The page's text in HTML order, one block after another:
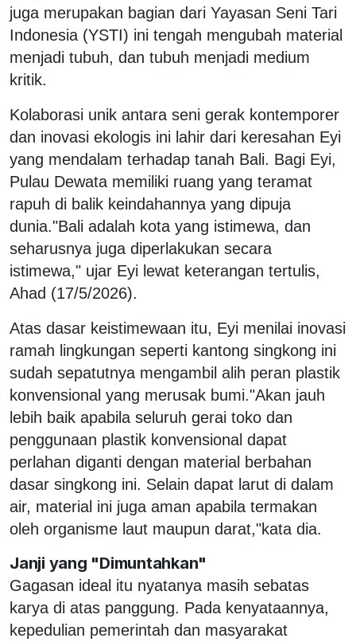
juga merupakan bagian dari Yayasan Seni Tari
Indonesia (YSTI) ini tengah mengubah material
menjadi tubuh, dan tubuh menjadi medium
kritik.
Kolaborasi unik antara seni gerak kontemporer
dan inovasi ekologis ini lahir dari keresahan Eyi
yang mendalam terhadap tanah Bali. Bagi Eyi,
Pulau Dewata memiliki ruang yang teramat
rapuh di balik keindahannya yang dipuja
dunia."Bali adalah kota yang istimewa, dan
seharusnya juga diperlakukan secara
istimewa," ujar Eyi lewat keterangan tertulis,
Ahad (17/5/2026).
Atas dasar keistimewaan itu, Eyi menilai inovasi
ramah lingkungan seperti kantong singkong ini
sudah sepatutnya mengambil alih peran plastik
konvensional yang merusak bumi."Akan jauh
lebih baik apabila seluruh gerai toko dan
penggunaan plastik konvensional dapat
perlahan diganti dengan material berbahan
dasar singkong ini. Selain dapat larut di dalam
air, material ini juga aman apabila termakan
oleh organisme laut maupun darat,"kata dia.
Janji yang "Dimuntahkan"
Gagasan ideal itu nyatanya masih sebatas
karya di atas panggung. Pada kenyataannya,
kepedulian pemerintah dan masyarakat